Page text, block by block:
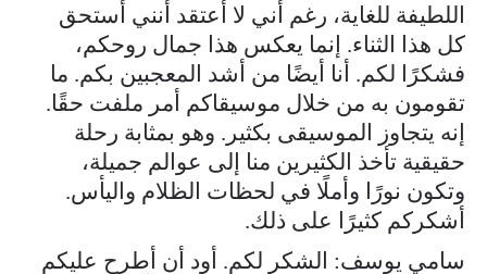
اللطيفة للغاية، رغم أني لا أعتقد أنني أستحق
كل هذا الثناء. إنما يعكس هذا جمال روحكم،
فشكرًا لكم. أنا أيضًا من أشد المعجبين بكم. ما
تقومون به من خلال موسيقاكم أمر ملفت حقًا.
إنه يتجاوز الموسيقى بكثير. وهو بمثابة رحلة
حقيقية تأخذ الكثيرين منا إلى عوالم جميلة،
وتكون نورًا وأملًا في لحظات الظلام واليأس.
أشكركم كثيرًا على ذلك.
سامي يوسف: الشكر لكم. أود أن أطرح عليكم